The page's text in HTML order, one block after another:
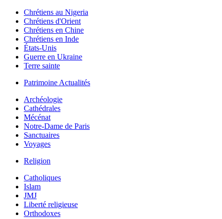
Chrétiens au Nigeria
Chrétiens d'Orient
Chrétiens en Chine
Chrétiens en Inde
États-Unis
Guerre en Ukraine
Terre sainte
Patrimoine Actualités
Archéologie
Cathédrales
Mécénat
Notre-Dame de Paris
Sanctuaires
Voyages
Religion
Catholiques
Islam
JMJ
Liberté religieuse
Orthodoxes